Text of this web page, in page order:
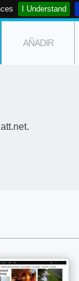
I Understand
AÑADIR